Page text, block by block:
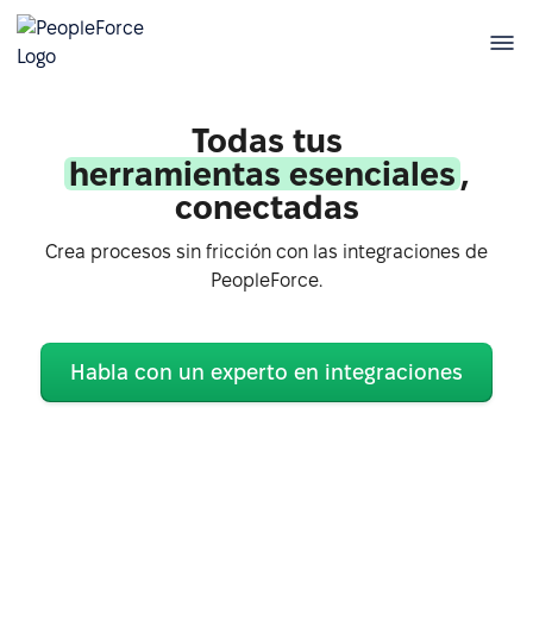
Todas tus
herramientas esenciales ,
conectadas
Crea procesos sin fricción con las integraciones de
PeopleForce.
Habla con un experto en integraciones